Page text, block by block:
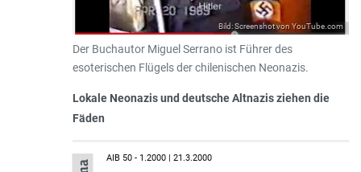
Bild: Screenshot von YouTube.com
Der Buchautor Miguel Serrano ist Führer des
esoterischen Flügels der chilenischen Neonazis.
Lokale Neonazis und deutsche Altnazis ziehen die
Fäden
AIB 50 - 1.2000 | 21.3.2000